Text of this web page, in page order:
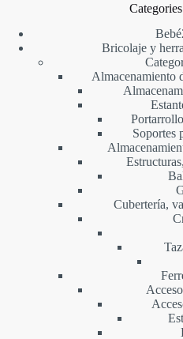
Categories
Bebé
Bricolaje y
Almacenamiento
Soportes
Cubertería,